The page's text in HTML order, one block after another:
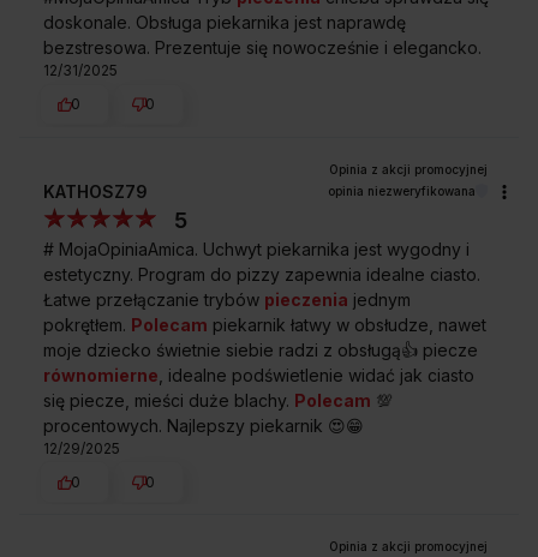
za pomocą ergonomicznych pokręteł, a dzięki sterowaniu
sensorowemu precyzyjnie ustawisz czas pieczenia.
Wyświetlacz zapamięta za ciebie, kiedy potrawę trzeba wyjąć
z piekarnika – a nawet go wyłączy, kiedy nadejdzie właściwa
pora! I jeszcze poinformuje o tym dźwiękiem.
się od oryginału.
Emalia łatwoczyszcząca EasyClean
Wyjątkowo gładka emalia, w którą nie wnikają
zabrudzenia.
Podświetlane pokrętła
doskonale. Obsługa piekarnika jest naprawdę
bezstresowa. Prezentuje się nowocześnie i elegancko.
12/31/2025
0
0
KATHOSZ79 opinia niezweryfikowana
5
# MojaOpiniaAmica. Uchwyt piekarnika jest wygodny i
estetyczny. Program do pizzy zapewnia idealne ciasto.
Łatwe przełączanie trybów pieczenia jednym
pokrętłem. Polecam piekarnik łatwy w obsłudze, nawet
moje dziecko świetnie siebie radzi z obsługą👍️ piecze
równomierne , idealne podświetlenie widać jak ciasto
się piecze, mieści duże blachy. Polecam 💯
procentowych. Najlepszy piekarnik 😍😁
12/29/2025
0
0